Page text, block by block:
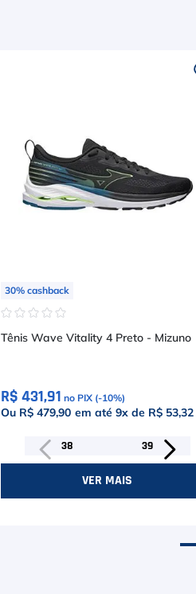
30% cashback
☆☆☆☆☆
Tênis Wave Vitality 4 Preto - Mizuno
R$ 431,91 no PIX (-10%)
Ou R$ 479,90 em até 9x de R$ 53,32
38 39
VER MAIS